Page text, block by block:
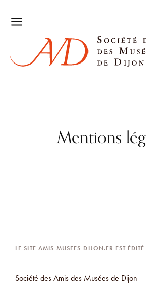
Mentions
LE SITE AMIS-MUSEES-DIJON.FR EST ÉDITÉ
Société des Amis des Musées de Dijon